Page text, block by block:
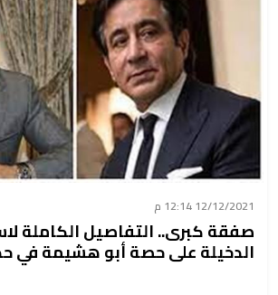
12/12/2021 12:14 م
صفقة كبرى.. التفاصيل الكاملة
الدخيلة على حصة أبو هشيمة في